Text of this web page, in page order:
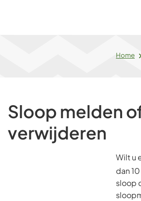
Home
Sloop melden
verwijderen
Wilt u
dan
sloop